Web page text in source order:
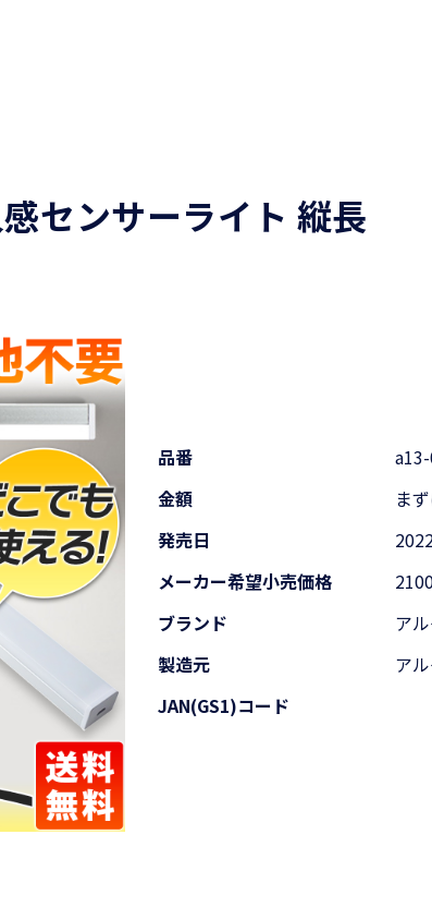
センサーライト 縦長
品番
金額
ま
発売日
メーカー希望小売価格
ブランド
ア
製造元
ア
JAN(GS1)コード